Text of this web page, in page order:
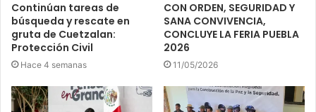
Continúan tareas de
búsqueda y rescate en
gruta de Cuetzalan:
Protección Civil
Hace 4 semanas
CON ORDEN, SEGURIDAD Y
SANA CONVIVENCIA,
CONCLUYE LA FERIA PUEBLA
2026
11/05/2026